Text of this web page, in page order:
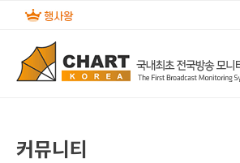
커뮤니티